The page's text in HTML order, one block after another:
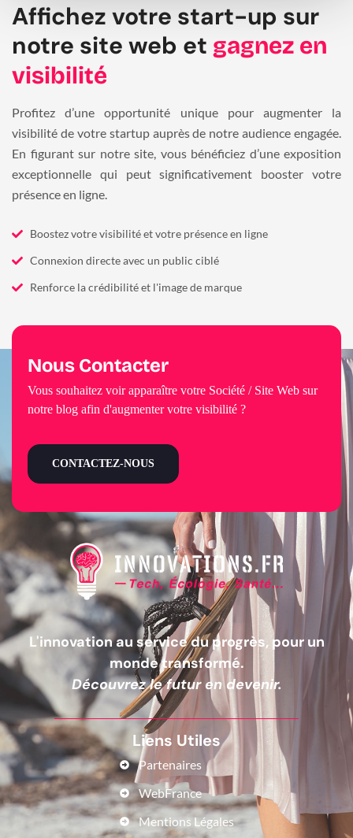
Affichez votre start-up sur
notre site web et gagnez en
visibilité
Profitez d’une opportunité unique pour augmenter la
visibilité de votre startup auprès de notre audience engagée.
En figurant sur notre site, vous bénéficiez d’une exposition
exceptionnelle qui peut significativement booster votre
présence en ligne.
Boostez votre visibilité et votre présence en ligne
Connexion directe avec un public ciblé
Renforce la crédibilité et l'image de marque
L'innovation au service du progrès, pour un
monde transformé.
Découvrez le futur en devenir.
Liens Utiles
Partenaires
WebFrance
Mentions Légales
Nous Contacter
Vous souhaitez voir apparaître votre Société / Site Web sur
notre blog afin d'augmenter votre visibilité ?
CONTACTEZ-NOUS